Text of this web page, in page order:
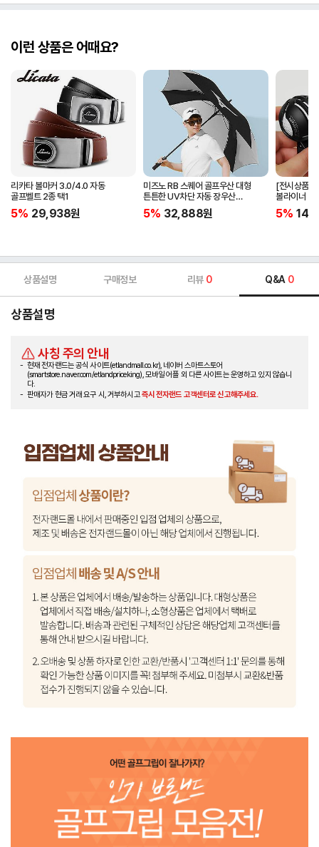
이런 상품은 어때요?
리카타 볼마커 3.0/4.0 자동
골프벨트 2종 택1
5% 29,938원
미즈노 RB 스퀘어 골프우산 대형
튼튼한 UV차단 자동 장우산
5LKY22100
5% 32,888원
[전시상품]
볼라이너 +
5%
상품설명 구매정보 리뷰 0 Q&A 0
상품설명
사칭 주의 안내
현재 전자랜드는 공식 사이트(etlandmall.co.kr), 네이버 스마트스토어
(smartstore.naver.com/etlandpriceking), 모바일 어플 외 다른 사이트는 운영하고 있지 않습니
다.
판매자가 현금 거래 요구 시, 거부하시고즉시 전자랜드 고객센터로 신고해주세요.